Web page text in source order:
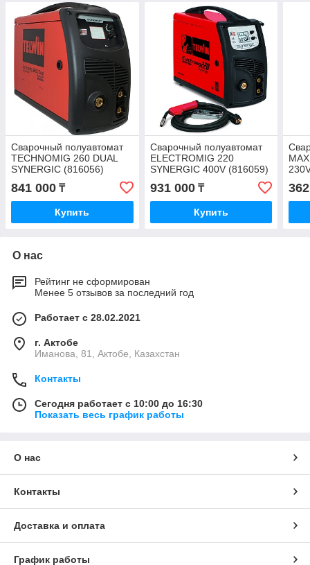
Сварочный полуавтомат
TECHNOMIG 260 DUAL
SYNERGIC (816056)
841 000 ₸
Купить
Сварочный полуавтомат
ELECTROMIG 220
SYNERGIC 400V (816059)
931 000₸
Купить
О нас
Рейтинг не сформирован
Менее 5 отзывов за последний год
Работает с 28.02.2021
г. Актобе
Иманова, 81, Актобе, Казахстан
Контакты
Сегодня работает с 10:00 до 16:30
Показать весь график работы
О нас
Контакты
Доставка и оплата
График работы